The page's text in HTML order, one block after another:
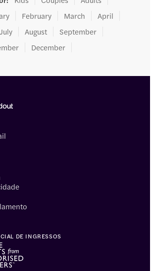
February March
April
August
September
December
DE INGRESSOS